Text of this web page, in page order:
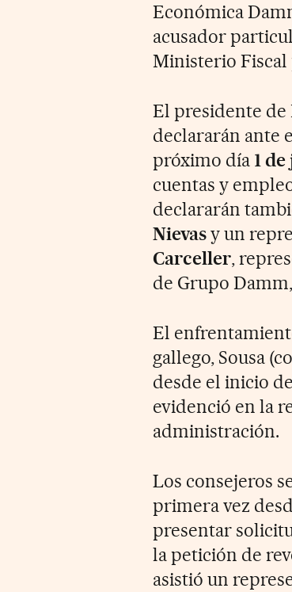
Económica
acusador
Ministerio Fiscal
El presidente de
declararán ante
próximo día 1
cuentas y
declararán
Nievasy un
Carceller,
de Grupo
El
gallego, Sousa
desde el inicio
evidenció en la
administración.
Los consejeros
primera vez
presentar
la petición de
asistió un